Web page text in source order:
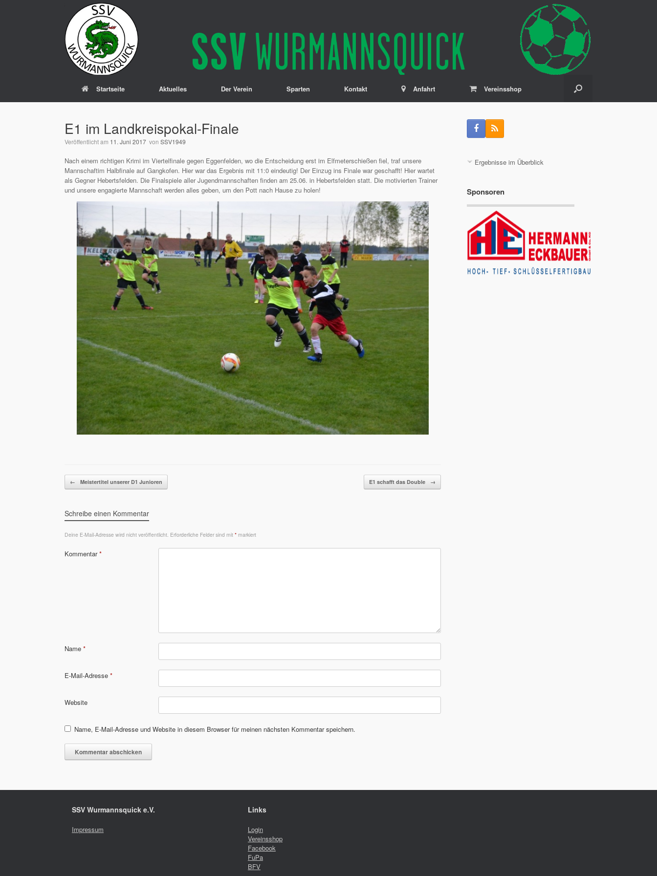
Startseite Aktuelles Der Verein Sparten Kontakt Anfahrt Vereinsshop
E1 im Landkreispokal-Finale
Veröffentlicht am 11. Juni 2017 von SSV1949
Nach einem richtigen Krimi im Viertelfinale gegen Eggenfelden, wo die Entscheidung erst im Elfmeterschießen fiel, traf unsere
Mannschaftim Halbfinale auf Gangkofen. Hier war das Ergebnis mit 11:0 eindeutig! Der Einzug ins Finale war geschafft! Hier wartet
als Gegner Hebertsfelden. Die Finalspiele aller Jugendmannschaften finden am 25.06. in Hebertsfelden statt. Die motivierten Trainer
und unsere engagierte Mannschaft werden alles geben, um den Pott nach Hause zu holen!
Beitragsnavigation
← Meistertitel unserer D1 Junioren E1 schafft das Double →
Schreibe einen Kommentar
Deine E-Mail-Adresse wird nicht veröffentlicht. Erforderliche Felder sind mit * markiert
Kommentar*
Name *
E-Mail-Adresse *
Website
Name, E-Mail-Adresse und Website in diesem Browser für meinen nächsten Kommentar speichern.
Ergebnisse im Überblick
Sponsoren
SSV Wurmannsquick e.V.
Impressum
Links
Login
Vereinsshop
Facebook
FuPa
BFV